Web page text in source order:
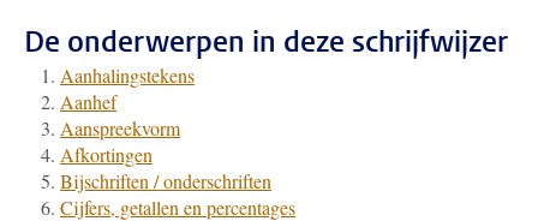
De onderwerpen in deze schrijfwijzer
Aanhalingstekens
Aanhef
Aanspreekvorm
Afkortingen
Bijschriften / onderschriften
Cijfers, getallen en percentages